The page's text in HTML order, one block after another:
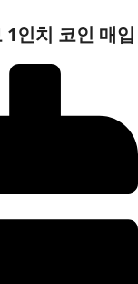
인치 코인 매입